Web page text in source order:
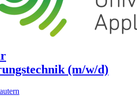
(m/w/d)